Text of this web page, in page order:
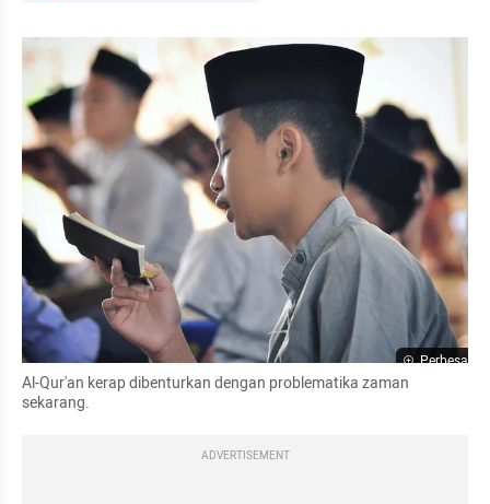
Perbesar
Al-Qur'an kerap dibenturkan dengan problematika zaman
sekarang.
ADVERTISEMENT